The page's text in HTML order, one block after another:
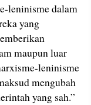
leninisme dalam
yang
maupun luar
leninisme
mengubah
yang sah.”